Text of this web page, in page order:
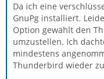
Da ich eine
GnuPg installiert.
Option gewählt den
umzustellen. Ich
mindestens
Thunderbird wieder